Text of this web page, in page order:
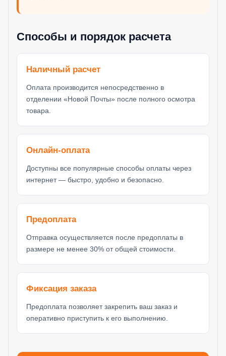
Способы и порядок расчета
Наличный расчет
Оплата производится непосредственно в
отделении «Новой Почты» после полного осмотра
товара.
Онлайн-оплата
Доступны все популярные способы оплаты через
интернет — быстро, удобно и безопасно.
Предоплата
Отправка осуществляется после предоплаты в
размере не менее 30% от общей стоимости.
Фиксация заказа
Предоплата позволяет закрепить ваш заказ и
оперативно приступить к его выполнению.